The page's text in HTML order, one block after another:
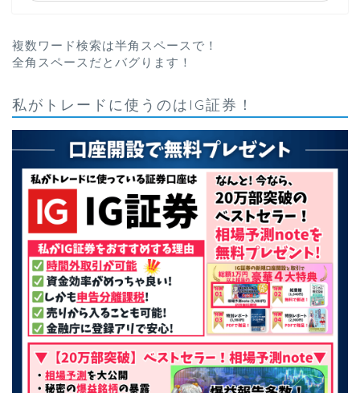
複数ワード検索は半角スペースで！
全角スペースだとバグります！
私がトレードに使うのはIG証券！